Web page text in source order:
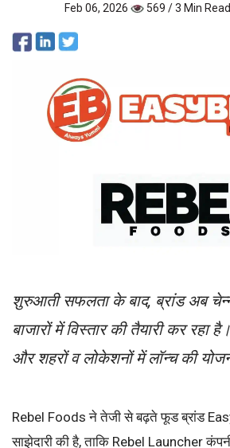
Feb 06, 2026
569 / 3 Min Read
शुरुआती सफलता के बाद, ब्रांड अब
बाजारों में विस्तार की तैयारी कर रहा
और शहरों व लोकेशनों में लॉन्च की
Rebel Foods ने तेजी से बढ़ते फूड ब्रांड
साझेदारी की है, ताकि Rebel Launcher